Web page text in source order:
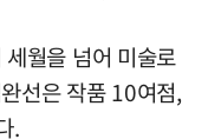
월을 넘어 미술로
선은 작품 10여점,
.